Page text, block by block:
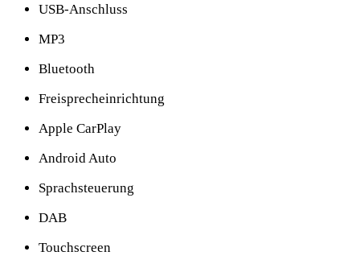
USB-Anschluss
MP3
Bluetooth
Freisprecheinrichtung
Apple CarPlay
Android Auto
Sprachsteuerung
DAB
Touchscreen